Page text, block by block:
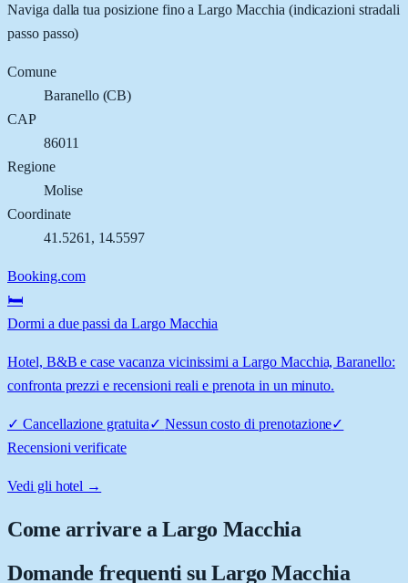
Naviga dalla tua posizione fino aLargo Macchia (indicazioni stradali
passo passo)
Comune
Baranello(CB)
CAP
86011
Regione
Molise
Coordinate
41.5261 , 14.5597
Booking.com
🛏️
Dormi a due passi da Largo Macchia
Hotel, B&B e case vacanza vicinissimi a Largo Macchia, Baranello:
confronta prezzi e recensioni reali e prenota in un minuto.
✓ Cancellazione gratuita✓ Nessun costo di prenotazione✓
Recensioni verificate
Vedi gli hotel →
Come arrivare aLargo Macchia
Domande frequenti su Largo Macchia